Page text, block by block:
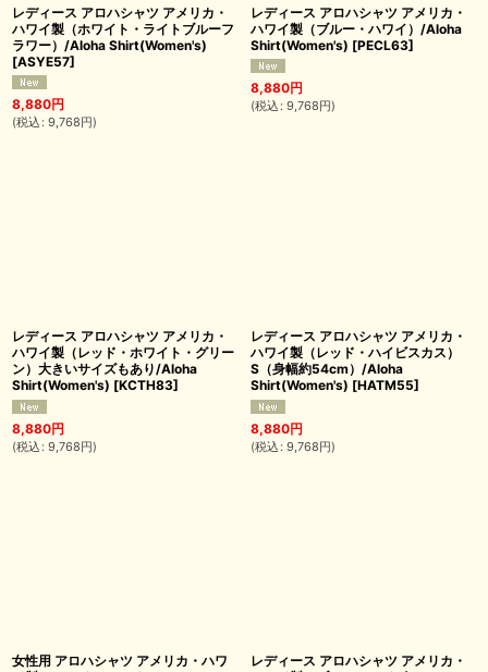
レディース アロハシャツ アメリカ・
ハワイ製（ホワイト・ライトブルーフ
ラワー）/Aloha Shirt(Women's)
[ASYE57]
8,880円
(税込 : 9,768円)
レディース アロハシャツ アメリカ・
ハワイ製（ブルー・ハワイ）/Aloha
Shirt(Women's) [PECL63]
8,880円
(税込 : 9,768円)
レディース アロハシャツ アメリカ・
ハワイ製（レッド・ホワイト・グリー
ン）大きいサイズもあり/Aloha
Shirt(Women's) [KCTH83]
8,880円
(税込 : 9,768円)
レディース アロハシャツ アメリカ・
ハワイ製（レッド・ハイビスカス）
S（身幅約54cm）/Aloha
Shirt(Women's) [HATM55]
8,880円
(税込 : 9,768円)
女性用 アロハシャツ アメリカ・ハワ
レディース アロハシャツ アメリカ・